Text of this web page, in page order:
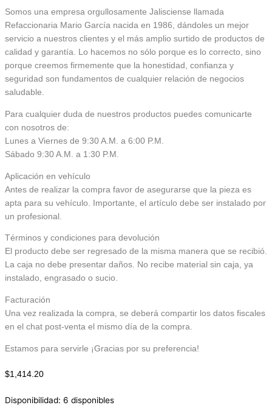
Somos una empresa orgullosamente Jalisciense llamada
Refaccionaria Mario García nacida en 1986, dándoles un mejor
servicio a nuestros clientes y el más amplio surtido de productos de
calidad y garantía. Lo hacemos no sólo porque es lo correcto, sino
porque creemos firmemente que la honestidad, confianza y
seguridad son fundamentos de cualquier relación de negocios
saludable.
Para cualquier duda de nuestros productos puedes comunicarte
con nosotros de:
Lunes a Viernes de 9:30 A.M. a 6:00 P.M.
Sábado 9:30 A.M. a 1:30 P.M.
Aplicación en vehículo
Antes de realizar la compra favor de asegurarse que la pieza es
apta para su vehículo. Importante, el artículo debe ser instalado por
un profesional.
Términos y condiciones para devolución
El producto debe ser regresado de la misma manera que se recibió.
La caja no debe presentar daños. No recibe material sin caja, ya
instalado, engrasado o sucio.
Facturación
Una vez realizada la compra, se deberá compartir los datos fiscales
en el chat post-venta el mismo día de la compra.
Estamos para servirle ¡Gracias por su preferencia!
$1,414.20
Disponibilidad: 6 disponibles